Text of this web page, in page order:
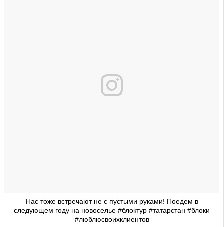
Нас тоже встречают не с пустыми руками! Поедем в
следующем году на новоселье #блоктур #татарстан #блоки
#люблюсвоихклиентов